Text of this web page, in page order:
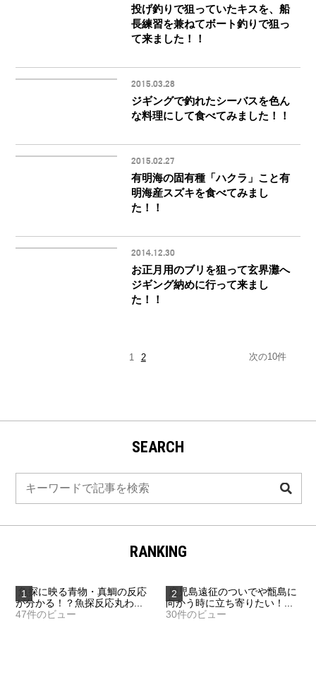
投げ釣りで狙っていたキスを、船
長練習を兼ねてボート釣りで狙っ
て来ました！！
2015.03.28
ジギングで釣れたシーバスを色ん
な料理にして食べてみました！！
2015.02.27
有明海の固有種「ハクラ」こと有
明海産スズキを食べてみまし
た！！
2014.12.30
お正月用のブリを狙って玄界灘へ
ジギング納めに行って来まし
た！！
1 2 次の10件
SEARCH
RANKING
魚探に映る青物・真鯛の反応
が分かる！？魚探反応丸わ...
47件のビュー
鹿児島遠征のついでや甑島に
向かう時に立ち寄りたい！...
30件のビュー